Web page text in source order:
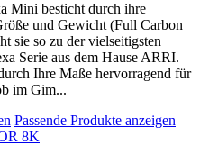
Mini besticht durch ihre
und Gewicht (Full Carbon
sie so zu der vielseitigsten
Serie aus dem Hause ARRI.
Ihre Maße hervorragend für
im Gim...
Passende Produkte anzeigen
8K